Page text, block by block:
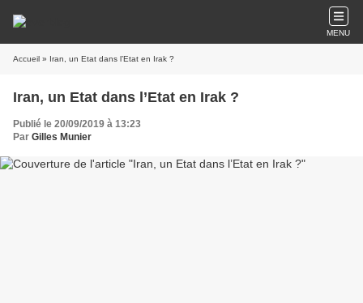
MENU
Accueil » Iran, un Etat dans l’Etat en Irak ?
Iran, un Etat dans l’Etat en Irak ?
Publié le 20/09/2019 à 13:23
Par Gilles Munier